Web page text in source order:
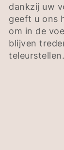
dankzij uw
geeft u ons
om in de
blijven
teleurstellen.